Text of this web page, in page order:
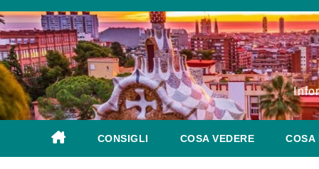
Salta
al
contenuto
CONSIGLI COSA VEDERE COSA